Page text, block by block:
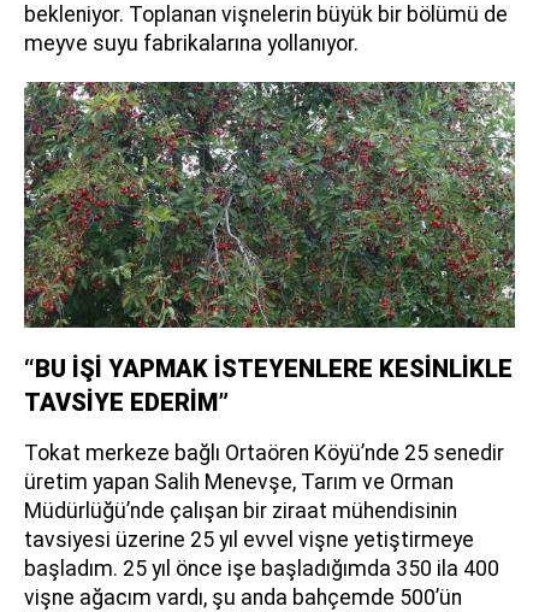
bekleniyor. Toplanan vişnelerin büyük bir bölümü de
meyve suyu fabrikalarına yollanıyor.
“BU İŞİ YAPMAK İSTEYENLERE KESİNLİKLE
TAVSİYE EDERİM”
Tokat merkeze bağlı Ortaören Köyü’nde 25 senedir
üretim yapan Salih Menevşe, Tarım ve Orman
Müdürlüğü’nde çalışan bir ziraat mühendisinin
tavsiyesi üzerine 25 yıl evvel vişne yetiştirmeye
başladım. 25 yıl önce işe başladığımda 350 ila 400
vişne ağacım vardı, şu anda bahçemde 500’ün